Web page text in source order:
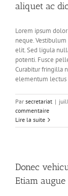
aliquet ac
Lorem ipsum
neque.
elit. Sed ligula
potenti. Fusce
Curabitur fringilla
elementum
Par secretariat |
commentaire
Lire la suite
Donec
Etiam augue